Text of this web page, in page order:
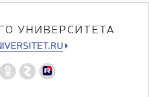
УНИВЕРСИТЕТА